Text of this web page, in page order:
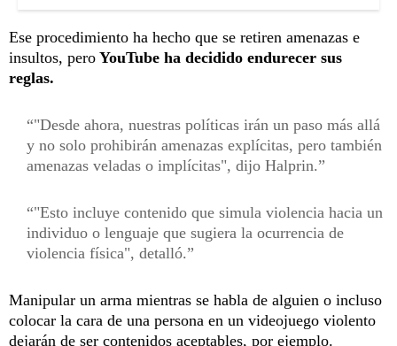
Ese procedimiento ha hecho que se retiren amenazas e
insultos, pero YouTube ha decidido endurecer sus
reglas.
"Desde ahora, nuestras políticas irán un paso más allá
y no solo prohibirán amenazas explícitas, pero también
amenazas veladas o implícitas", dijo Halprin.
"Esto incluye contenido que simula violencia hacia un
individuo o lenguaje que sugiera la ocurrencia de
violencia física", detalló.
Manipular un arma mientras se habla de alguien o incluso
colocar la cara de una persona en un videojuego violento
dejarán de ser contenidos aceptables, por ejemplo.